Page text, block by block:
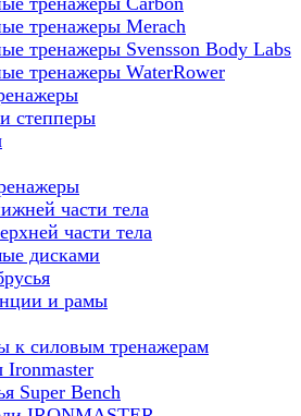
тренажеры Merach
тренажеры Svensson Body Labs
тренажеры WaterRower
степперы
части тела
части тела
дисками
и рамы
к силовым тренажерам
Ironmaster
Super Bench